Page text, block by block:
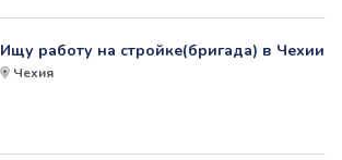
Ищу работу на стройке(бригада) в Чехии
Чехия